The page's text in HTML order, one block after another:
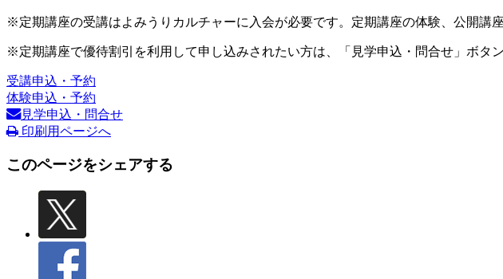
※定期講座の受講はよみうりカルチャーに入会が必要です。定期講座の体験、公開講
※定期講座で優待割引を利用して申し込みされたい方は、「見学申込・問合せ」ボタ
受講申込・予約
体験申込・予約
見学申込・問合せ
印刷用ページへ
このページをシェアする